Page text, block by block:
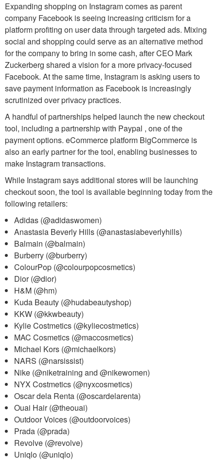
Expanding shopping on Instagram comes as parent
company Facebook is seeing increasing criticism for a
platform profiting on user data through targeted ads. Mixing
social and shopping could serve as an alternative method
for the company to bring in some cash, after CEO Mark
Zuckerberg shared a vision for a more privacy-focused
Facebook. At the same time, Instagram is asking users to
save payment information as Facebook is increasingly
scrutinized over privacy practices.
A handful of partnerships helped launch the new checkout
tool, including a partnership with Paypal , one of the
payment options. eCommerce platform BigCommerce is
also an early partner for the tool, enabling businesses to
make Instagram transactions.
While Instagram says additional stores will be launching
checkout soon, the tool is available beginning today from the
following retailers:
Adidas (@adidaswomen)
Anastasia Beverly Hills (@anastasiabeverlyhills)
Balmain (@balmain)
Burberry (@burberry)
ColourPop (@colourpopcosmetics)
Dior (@dior)
H&M (@hm)
Kuda Beauty (@hudabeautyshop)
KKW (@kkwbeauty)
Kylie Costmetics (@kyliecostmetics)
MAC Cosmetics (@maccosmetics)
Michael Kors (@michaelkors)
NARS (@narsissist)
Nike (@niketraining and @nikewomen)
NYX Costmetics (@nyxcosmetics)
Oscar dela Renta (@oscardelarenta)
Ouai Hair (@theouai)
Outdoor Voices (@outdoorvoices)
Prada (@prada)
Revolve (@revolve)
Uniqlo (@uniqlo)